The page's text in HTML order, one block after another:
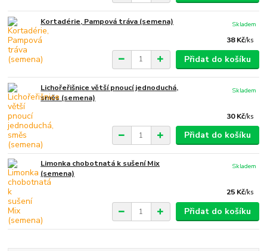
Kortadérie, Pampová tráva (semena)
38 Kč/ks
Skladem
Přidat do košíku
Lichořeřišnice větší pnoucí jednoduchá,
směs (semena)
30 Kč/ks
Skladem
Přidat do košíku
Limonka chobotnatá k sušení Mix
(semena)
25 Kč/ks
Skladem
Přidat do košíku